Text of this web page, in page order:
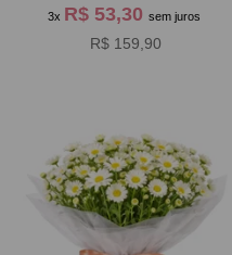
3x R$ 53,30 sem juros
R$ 159,90